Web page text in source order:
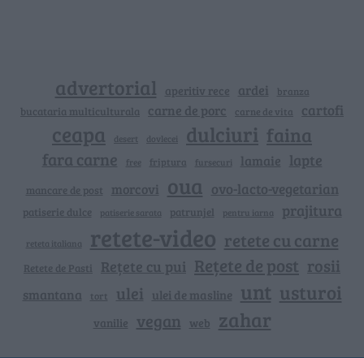
advertorial aperitiv rece ardei branza
bucataria multiculturala carne de porc carne de vita cartofi
ceapa desert dovlecei dulciuri faina
fara carne free friptura fursecuri lamaie lapte
mancare de post morcovi oua ovo-lacto-vegetarian
patiserie dulce patiserie sarata patrunjel pentru iarna prajitura
reteta italiana retete-video retete cu carne
Retete de Pasti Rețete cu pui Rețete de post rosii
smantana tort ulei ulei de masline unt usturoi
vanilie vegan web zahar